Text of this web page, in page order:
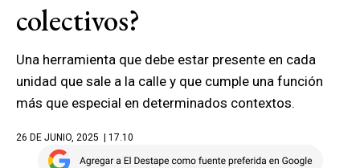
colectivos?
Una herramienta que debe estar presente en cada
unidad que sale a la calle y que cumple una función
más que especial en determinados contextos.
26 DE JUNIO, 2025 | 17.10